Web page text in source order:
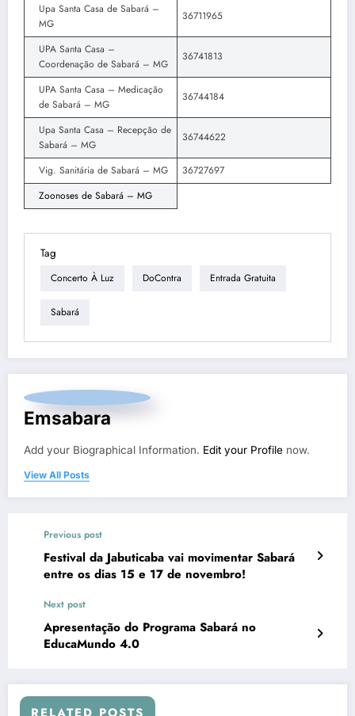
Upa Santa Casa de Sabará –
MG
36711965
UPA Santa Casa –
Coordenação de Sabará – MG
36741813
UPA Santa Casa – Medicação
de Sabará – MG
36744184
Upa Santa Casa – Recepção de
Sabará – MG
36744622
Vig. Sanitária de Sabará – MG
36727697
Zoonoses de Sabará – MG
Tag
Concerto À Luz DoContra Entrada Gratuita
Sabará
Emsabara
Add your Biographical Information. Edit your Profile now.
View All Posts
Previous post
Festival da Jabuticaba vai movimentar Sabará
entre os dias 15 e 17 de novembro!
Next post
Apresentação do Programa Sabará no
EducaMundo 4.0
RELATED POSTS